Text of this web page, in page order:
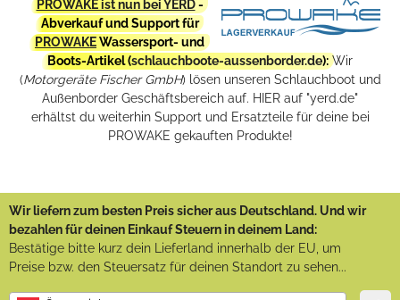
PROWAKE ist nun bei YERD-
Abverkauf und Support für
PROWAKEWassersport- und
Boots-Artikel (schlauchboote-aussenborder.de): Wir
(Motorgeräte Fischer GmbH) lösen unseren Schlauchboot und
Außenborder Geschäftsbereich auf. HIER auf "yerd.de"
erhältst du weiterhin Support und Ersatzteile für deine bei
PROWAKE gekauften Produkte!
Wir liefern zum besten Preis sicher aus Deutschland. Und wir
bezahlen für deinen Einkauf Steuern in deinem Land:
Bestätige bitte kurz dein Lieferland innerhalb der EU, um
Preise bzw. den Steuersatz für deinen Standort zu sehen...